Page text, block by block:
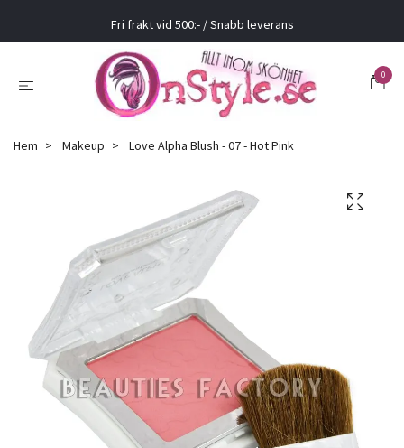
Fri frakt vid 500:- / Snabb leverans
0
Hem Makeup Love Alpha Blush - 07 - Hot Pink